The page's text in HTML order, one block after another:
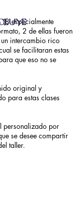
especialmente
2 de ellas fueron
intercambio rico
se facilitaran estas
que eso no se
original y
para estas clases
personalizado por
se desee compartir
taller.